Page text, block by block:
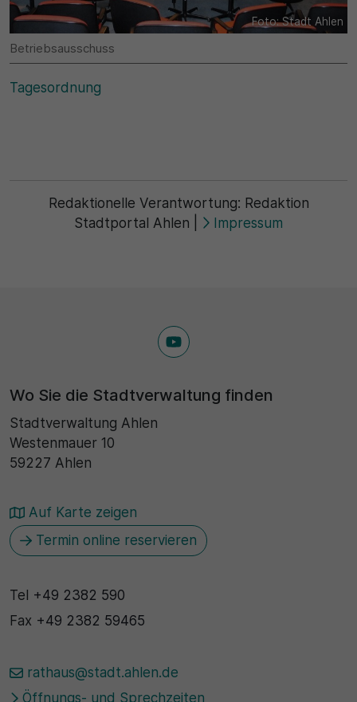
Foto: Stadt Ahlen
Betriebsausschuss
Tagesordnung
Redaktionelle Verantwortung: Redaktion
Stadtportal Ahlen
Impressum
Wo Sie die Stadtverwaltung finden
Stadtverwaltung Ahlen
Westenmauer 10
59227 Ahlen
Auf Karte zeigen
Termin online reservieren
Tel +49 2382 590
Fax +49 2382 59465
rathaus@stadt.ahlen.de
Öffnungs- und Sprechzeiten
Name
Zweck
Matomo
Laufzeit
30 Minuten
Zweck
Wird für statistische Zwecke verwendet, um